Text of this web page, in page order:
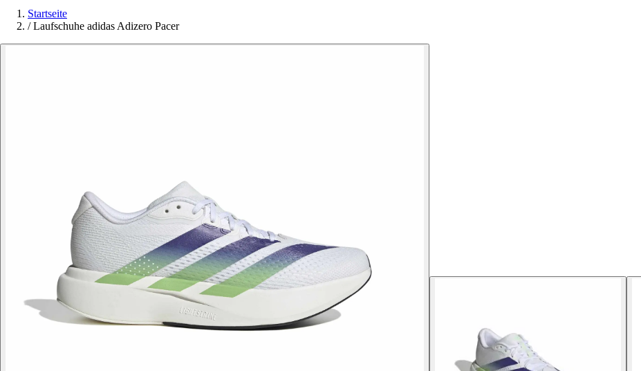
Startseite
/ Laufschuhe adidas Adizero Pacer